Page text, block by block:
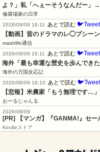
よ？」私「へぇーそうなんだー」
修羅場家の日常
2026/08/09 16:11
あとで読む 🐦Tweet
【動画】昔のドラマのレ◯プシー
mashlife通信
2026/08/09 16:11
あとで読む 🐦Tweet
海外「最も幸運な歴史を歩んでき
海外の万国反応記
2026/08/09 16:10
あとで読む 🐦Tweet
【悲報】米農家「もう無理です…
おーるじゃんる
2026/08/09
[PR] 【マンガ】『GANMA!』セー
Kindleストア